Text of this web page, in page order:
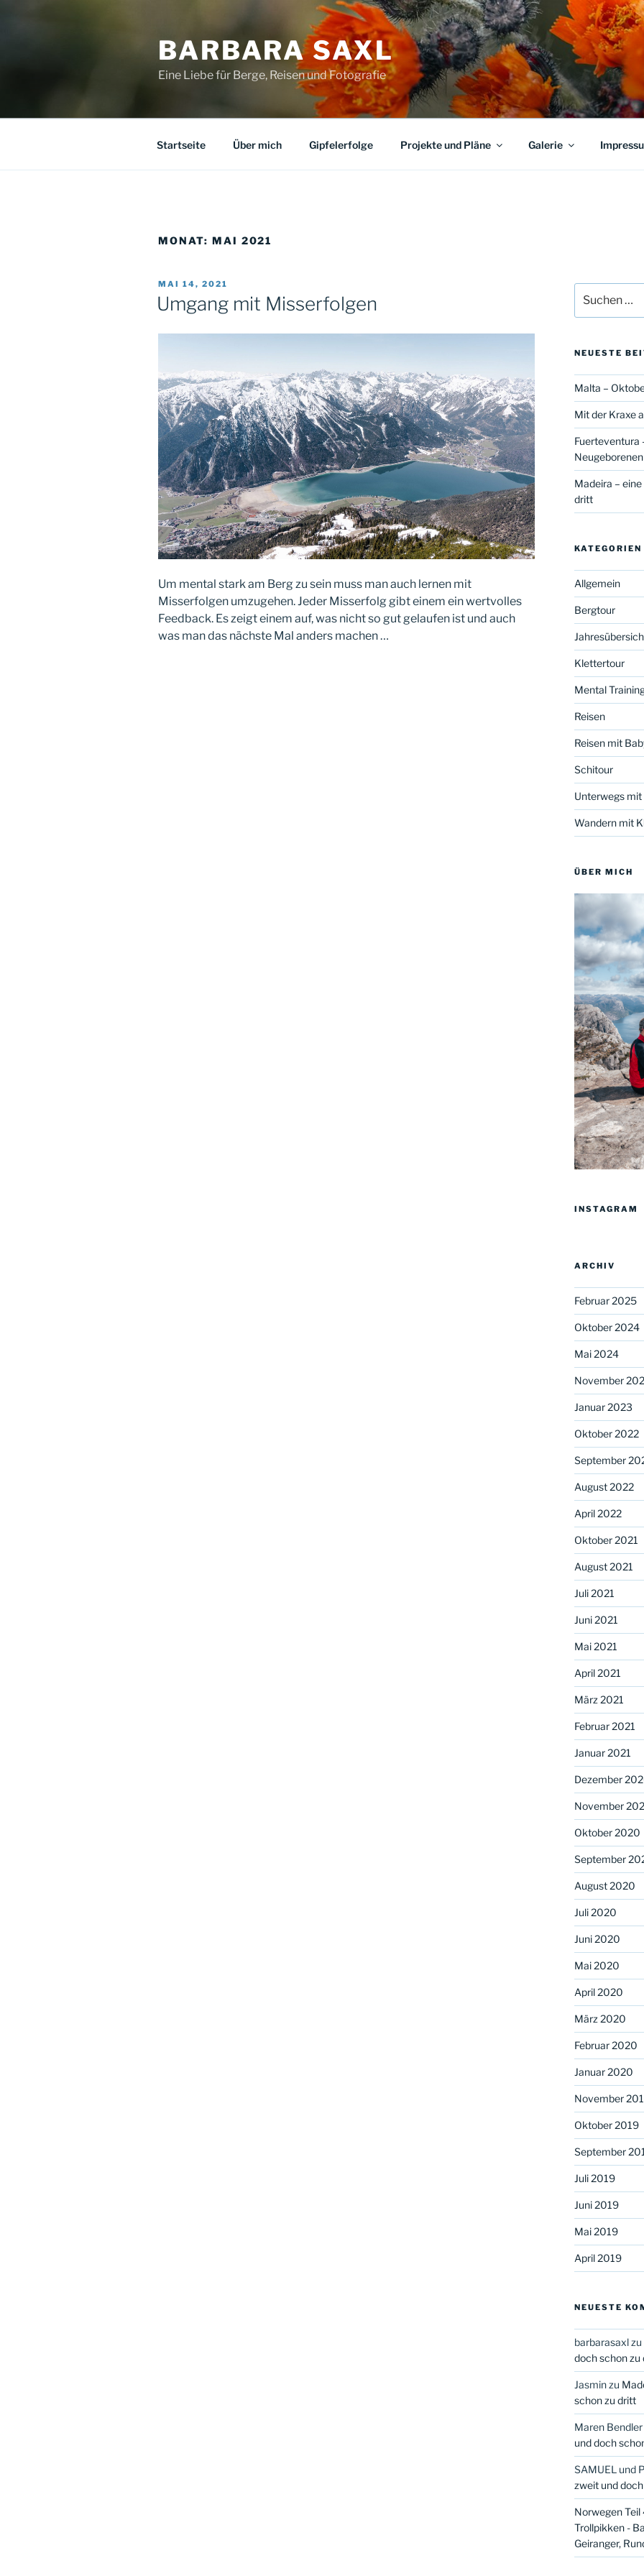
BARBARA SAXL
Eine Liebe für Berge, Reisen und Fotografie
Startseite Über mich Gipfelerfolge Projekte und Pläne Galerie
MONAT: MAI 2021
VERÖFFENTLICHT
AM
MAI 14, 2021
Umgang mit Misserfolgen
Um mental stark am Berg zu sein muss man auch lernen mit
Misserfolgen umzugehen. Jeder Misserfolg gibt einem ein wertvolles
Feedback. Es zeigt einem auf, was nicht so gut gelaufen ist und auch
was man das nächste Mal anders machen …
nach:
NEUESTE
Malta –
Mit der Kraxe
Fuerteventura
Neugeborenen
Madeira –
dritt
KATEGORIEN
Allgemein
Bergtour
Klettertour
Mental
Reisen
Reisen mit
Schitour
Unterwegs mit
Wandern mit
ÜBER MICH
INSTAGRAM
ARCHIV
Februar 2025
Oktober 2024
Mai 2024
November
Januar 2023
Oktober 2022
September
August 2022
April 2022
Oktober 2021
August 2021
Juli 2021
Juni 2021
Mai 2021
April 2021
März 2021
Februar 2021
Januar 2021
Dezember
November
Oktober 2020
September
August 2020
Juli 2020
Juni 2020
Mai 2020
April 2020
März 2020
Februar 2020
Januar 2020
November
Oktober 2019
September
Juli 2019
Juni 2019
Mai 2019
April 2019
NEUESTE
barbarasaxlzu
doch schon zu
Jasminzu
schon zu dritt
Maren Bendler
und doch
SAMUEL und
zweit und
Norwegen Teil
Trollpikken -
Geiranger,